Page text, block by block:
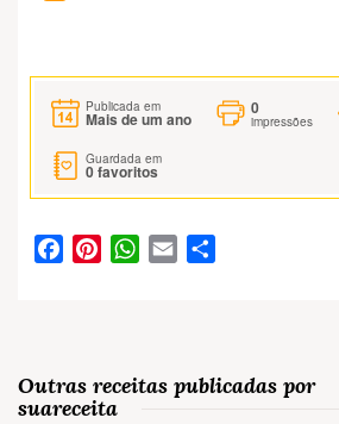
Publicada em
Mais de um ano
0
impressões
Guardada em
0favoritos
FacebookPinterestWhatsApp
Email
Outras receitas publicadas por
suareceita